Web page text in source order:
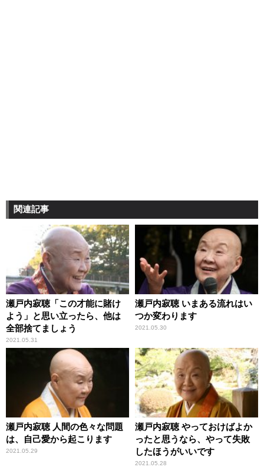
関連記事
瀬戸内寂聴「この才能に賭け
よう」と思い立ったら、他は
全部捨てましょう
2021.05.31
瀬戸内寂聴 いまある流れはい
つか変わります
2021.05.30
瀬戸内寂聴 人間の色々な問題
は、自己愛から起こります
2021.05.29
瀬戸内寂聴 やっておけばよか
ったと思うなら、やって失敗
したほうがいいです
2021.05.28